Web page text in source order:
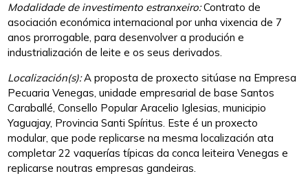
Modalidade de investimento estranxeiro:Contrato de
asociación económica internacional por unha vixencia de 7
anos prorrogable, para desenvolver a produción e
industrialización de leite e os seus derivados.
Localización(s):A proposta de proxecto sitúase na Empresa
Pecuaria Venegas, unidade empresarial de base Santos
Caraballé, Consello Popular Aracelio Iglesias, municipio
Yaguajay, Provincia Santi Spíritus. Este é un proxecto
modular, que pode replicarse na mesma localización ata
completar 22 vaquerías típicas da conca leiteira Venegas e
replicarse noutras empresas gandeiras.